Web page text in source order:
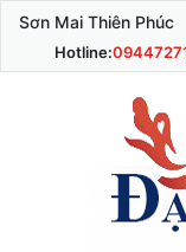
Sơn Mai Thiên Phúc
Hotline: